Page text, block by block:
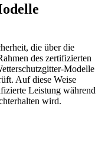
die über die
des zertifizierten
Modelle
Auf diese Weise
Leistung während
wird.